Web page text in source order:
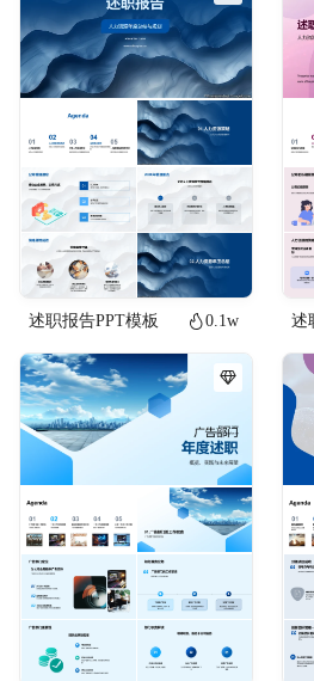
述职报告PPT模板 0.1w 述